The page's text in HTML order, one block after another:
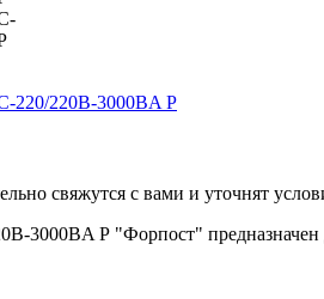
свяжутся с вами и уточнят
3000BA Р "Форпост"